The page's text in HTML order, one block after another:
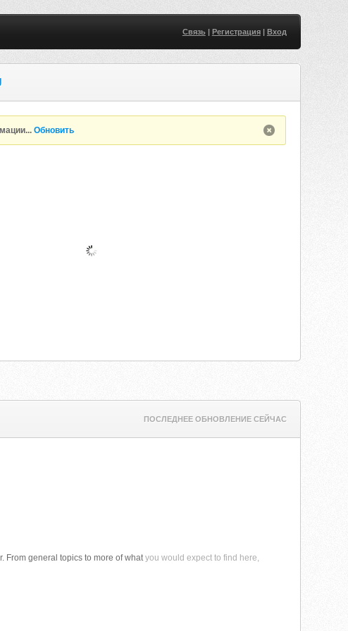
Связь| Регистрация| Вход
Обновить
ПОСЛЕДНЕЕ ОБНОВЛЕНИЕ СЕЙЧАС
From general topics to more of whatyou would expect to find here,